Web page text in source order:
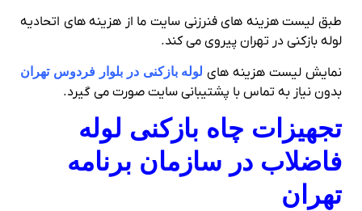
طبق لیست هزینه های فنرزنی سایت ما از هزینه های اتحادیه
لوله بازکنی در تهران پیروی می کند.
نمایش لیست هزینه هایلوله بازکنی در بلوار فردوس تهران
بدون نیاز به تماس با پشتیبانی سایت صورت می گیرد.
تجهیزات چاه بازکنی لوله
فاضلاب در سازمان برنامه
تهران